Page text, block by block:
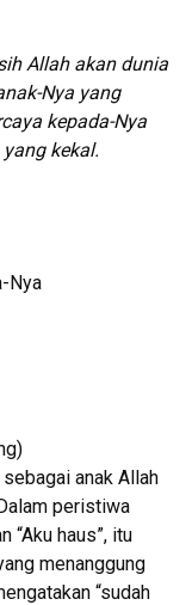
Allah akan dunia
Nya yang
kepada-Nya
kekal.
Nya
anak Allah
peristiwa
“Aku haus”, itu
menanggung
“sudah